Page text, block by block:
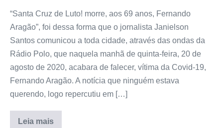
“Santa Cruz de Luto! morre, aos 69 anos, Fernando
Aragão”, foi dessa forma que o jornalista Janielson
Santos comunicou a toda cidade, através das ondas da
Rádio Polo, que naquela manhã de quinta-feira, 20 de
agosto de 2020, acabara de falecer, vítima da Covid-19,
Fernando Aragão. A notícia que ninguém estava
querendo, logo repercutiu em […]
Leia mais